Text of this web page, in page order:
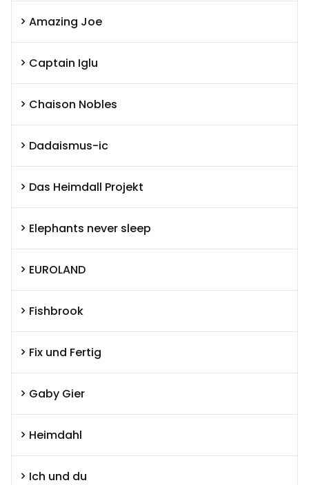
Amazing Joe
Captain Iglu
Chaison Nobles
Dadaismus-ic
Das Heimdall Projekt
Elephants never sleep
EUROLAND
Fishbrook
Fix und Fertig
Gaby Gier
Heimdahl
Ich und du